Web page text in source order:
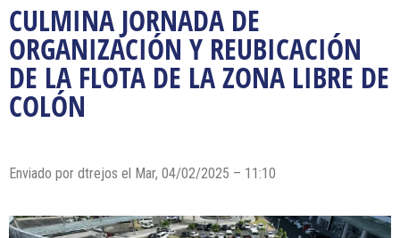
CULMINA JORNADA DE
ORGANIZACIÓN Y REUBICACIÓN
DE LA FLOTA DE LA ZONA LIBRE DE
COLÓN
Enviado por dtrejos el Mar, 04/02/2025 – 11:10